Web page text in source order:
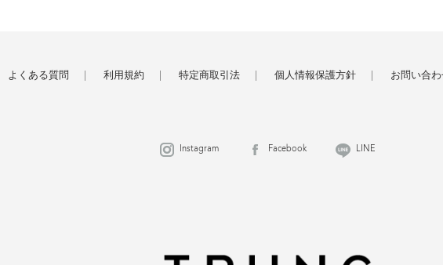
よくある質問 利用規約 特定商取引法 個人情報保護方針 お問い合
Instagram Facebook LINE